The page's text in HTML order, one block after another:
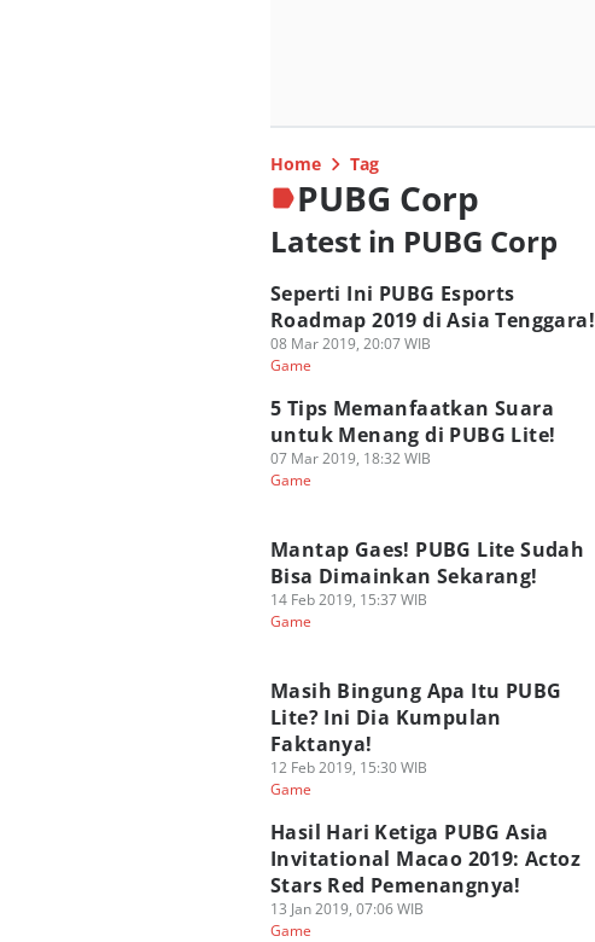
Home Tag
PUBG Corp
Latest in PUBG Corp
Seperti Ini PUBG Esports
Roadmap 2019 di Asia Tenggara!
08 Mar 2019, 20:07 WIB
Game
5 Tips Memanfaatkan Suara
untuk Menang di PUBG Lite!
07 Mar 2019, 18:32 WIB
Game
Mantap Gaes! PUBG Lite Sudah
Bisa Dimainkan Sekarang!
14 Feb 2019, 15:37 WIB
Game
Masih Bingung Apa Itu PUBG
Lite? Ini Dia Kumpulan
Faktanya!
12 Feb 2019, 15:30 WIB
Game
Hasil Hari Ketiga PUBG Asia
Invitational Macao 2019: Actoz
Stars Red Pemenangnya!
13 Jan 2019, 07:06 WIB
Game